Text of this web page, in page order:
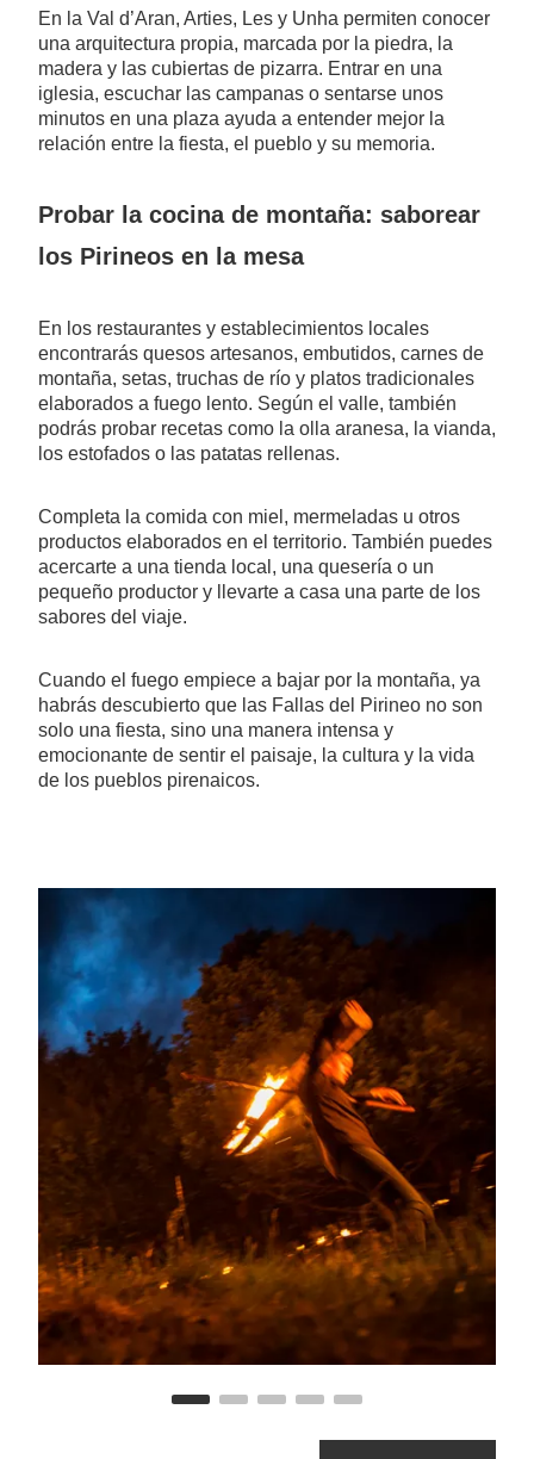
En la Val d’Aran, Arties, Les y Unha permiten conocer
una arquitectura propia, marcada por la piedra, la
madera y las cubiertas de pizarra. Entrar en una
iglesia, escuchar las campanas o sentarse unos
minutos en una plaza ayuda a entender mejor la
relación entre la fiesta, el pueblo y su memoria.
Probar la cocina de montaña: saborear
los Pirineos en la mesa
En los restaurantes y establecimientos locales
encontrarás quesos artesanos, embutidos, carnes de
montaña, setas, truchas de río y platos tradicionales
elaborados a fuego lento. Según el valle, también
podrás probar recetas como la olla aranesa, la vianda,
los estofados o las patatas rellenas.
Completa la comida con miel, mermeladas u otros
productos elaborados en el territorio. También puedes
acercarte a una tienda local, una quesería o un
pequeño productor y llevarte a casa una parte de los
sabores del viaje.
Cuando el fuego empiece a bajar por la montaña, ya
habrás descubierto que las Fallas del Pirineo no son
solo una fiesta, sino una manera intensa y
emocionante de sentir el paisaje, la cultura y la vida
de los pueblos pirenaicos.